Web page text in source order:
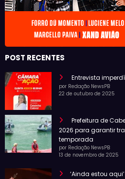
POST RECENTES
Entrevista
por Redação NewsPB
22 de outubro de 2025
Prefeitura de
2026 para garantir
temporada
por Redação NewsPB
13 de novembro de 2025
‘Ainda estou